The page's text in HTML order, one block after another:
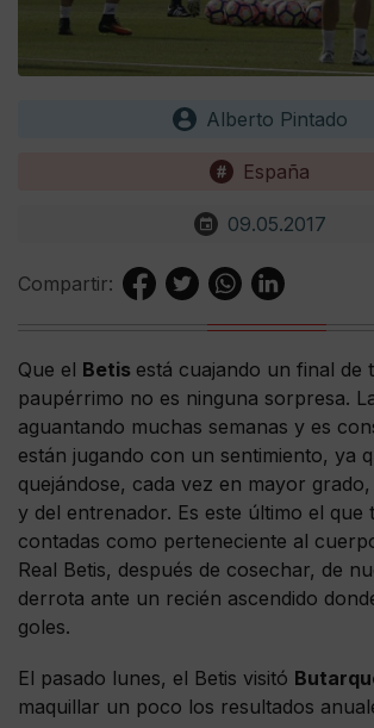
Alberto Pintado
España
09.05.2017
Compartir:
Que el Betis está cuajando un final de
paupérrimo no es ninguna sorpresa.
aguantando muchas semanas y es
están jugando con un sentimiento, ya
quejándose, cada vez en mayor
y del entrenador. Es este último el que
contadas como perteneciente al
Real Betis, después de cosechar, de
derrota ante un recién ascendido
goles.
El pasado lunes, el Betis visitó
maquillar un poco los resultados